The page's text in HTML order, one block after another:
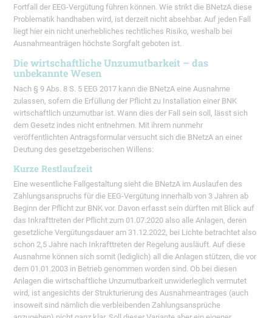
Fortfall der EEG-Vergütung führen können. Wie strikt die BNetzA diese
Problematik handhaben wird, ist derzeit nicht absehbar. Auf jeden Fall
liegt hier ein nicht unerhebliches rechtliches Risiko, weshalb bei
Ausnahmeanträgen höchste Sorgfalt geboten ist.
Die wirtschaftliche Unzumutbarkeit – das
unbekannte Wesen
Nach § 9 Abs. 8 S. 5 EEG 2017 kann die BNetzA eine Ausnahme
zulassen, sofern die Erfüllung der Pflicht zu Installation einer BNK
wirtschaftlich unzumutbar ist. Wann dies der Fall sein soll, lässt sich
dem Gesetz indes nicht entnehmen. Mit ihrem nunmehr
veröffentlichten Antragsformular versucht sich die BNetzA an einer
Deutung des gesetzgeberischen Willens:
Kurze Restlaufzeit
Eine wesentliche Fallgestaltung sieht die BNetzA im Auslaufen des
Zahlungsanspruchs für die EEG-Vergütung innerhalb von 3 Jahren ab
Beginn der Pflicht zur BNK vor. Davon erfasst sein dürften mit Blick auf
das Inkrafttreten der Pflicht zum 01.07.2020 also alle Anlagen, deren
gesetzliche Vergütungsdauer am 31.12.2022, bei Lichte betrachtet also
schon 2,5 Jahre nach Inkrafttreten der Regelung ausläuft. Auf diese
Ausnahme können sich somit (lediglich) all die Anlagen stützen, die vor
dem 01.01.2003 in Betrieb genommen worden sind. Ob bei diesen
Anlagen die wirtschaftliche Unzumutbarkeit unwiderleglich vermutet
wird, ist angesichts der Strukturierung des Ausnahmeantrages (auch
insoweit sind nämlich die verbleibenden Zahlungsansprüche